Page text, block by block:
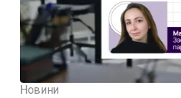
Новини